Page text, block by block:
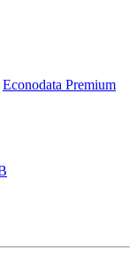
Econodata Premium